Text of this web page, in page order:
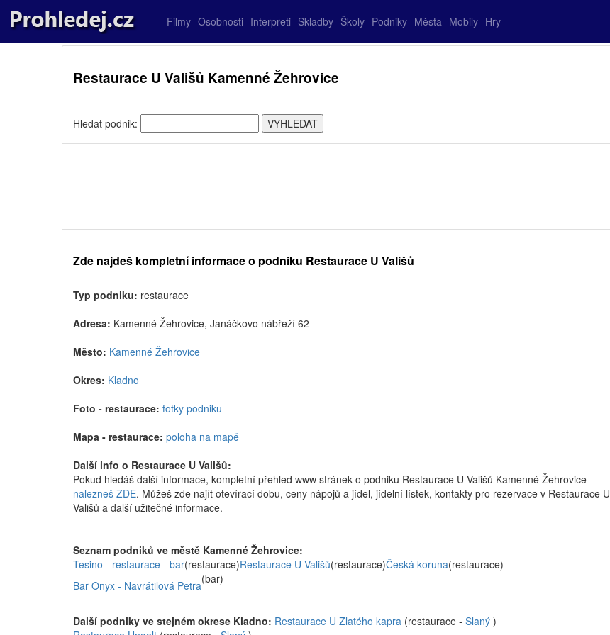
Filmy Osobnosti Interpreti Skladby Školy Podniky Města Mobily Hry
Restaurace U Vališů Kamenné Žehrovice
Hledat podnik:
Zde najdeš kompletní informace o podniku Restaurace U Vališů
Typ podniku: restaurace
Adresa: Kamenné Žehrovice, Janáčkovo nábřeží 62
Město: Kamenné Žehrovice
Okres: Kladno
Foto - restaurace: fotky podniku
Mapa - restaurace: poloha na mapě
Další info o Restaurace U Vališů:
Pokud hledáš další informace, kompletní přehled www stránek o podniku Restaurace U Vališů Kamenné Žehrovice
nalezneš ZDE. Můžeš zde najít otevírací dobu, ceny nápojů a jídel, jídelní lístek, kontakty pro rezervace v Restaurace U
Vališů a další užitečné informace.
Seznam podniků ve městě Kamenné Žehrovice:
Tesino - restaurace - bar(restaurace)Restaurace U Vališů(restaurace)Česká koruna(restaurace)
Bar Onyx - Navrátilová Petra(bar)
Další podniky ve stejném okrese Kladno: Restaurace U Zlatého kapra (restaurace - Slaný )